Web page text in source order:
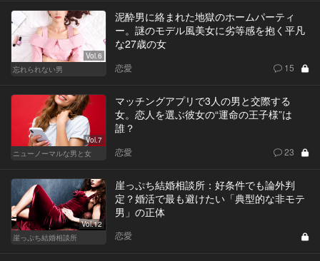
Vol.6
忘れられない男
泥酔男に絡まれた地獄のホームパーティ
ー。謎のモデル風美女に劣等感を抱く平凡
な27歳の女
恋愛 15
Vol.7
ニューノーマルな男と女
マッチングアプリで3人の男と交際する
女。恋人を選ぶ彼女の“運命の王子様”は
誰？
恋愛 23
Vol.12
崖っぷち結婚相談所
崖っぷち結婚相談所：好条件でも論外判
定？婚活で最も避けたい「典型的な非モテ
男」の正体
恋愛